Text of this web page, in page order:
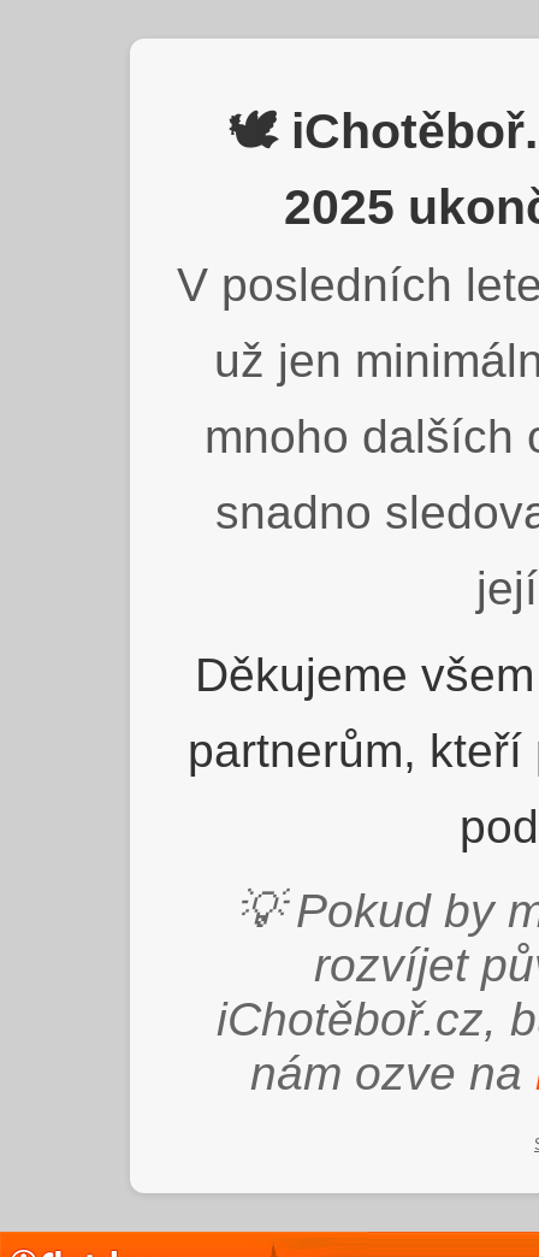
🕊️
2025
V posledních
už jen
mnoho dalších
snadno
Děkujeme
partnerům,
💡 Pokud by
rozvíjet
iChotěboř.cz,
nám ozve na